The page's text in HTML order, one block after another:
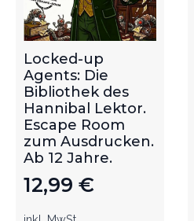
Locked-up
Agents: Die
Bibliothek des
Hannibal Lektor.
Escape Room
zum Ausdrucken.
Ab 12 Jahre.
12,99 €